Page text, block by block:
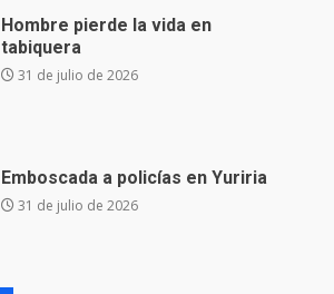
Emboscada a policías en Yuriria
31 de julio de 2026
Envía Gobierno de la Gente más
de 77 mil